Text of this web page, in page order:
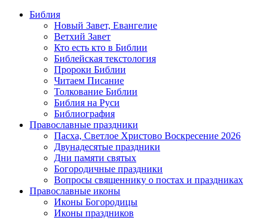
Библия
Новый Завет, Евангелие
Ветхий Завет
Кто есть кто в Библии
Библейская текстология
Пророки Библии
Читаем Писание
Толкование Библии
Библия на Руси
Библиография
Православные праздники
Пасха, Светлое Христово Воскресение 2026
Двунадесятые праздники
Дни памяти святых
Богородичные праздники
Вопросы священнику о постах и праздниках
Православные иконы
Иконы Богородицы
Иконы праздников